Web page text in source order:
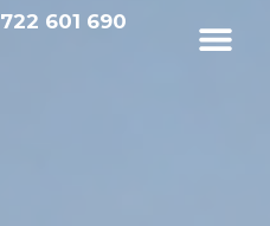
722 601 690